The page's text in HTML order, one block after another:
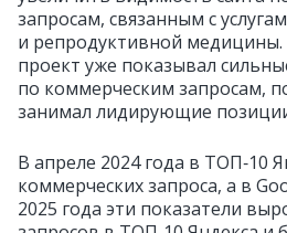
запросам, связанным с
и репродуктивной медицины.
проект уже показывал
по коммерческим запросам,
занимал лидирующие
В апреле 2024 года в ТОП‑10
коммерческих запроса, а в
2025 года эти показатели